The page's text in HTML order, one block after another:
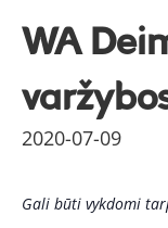
WA
2020-07-09
Gali būti vykdomi